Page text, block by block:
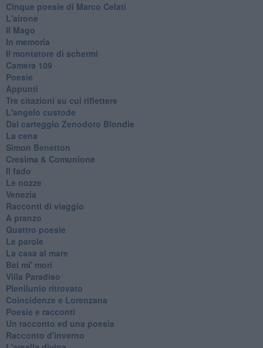
Cinque poesie di Marco Celati
L'airone
Il Mago
In memoria
Il montatore di schermi
Camera 109
Poesie
Appunti
Tre citazioni su cui riflettere
L'angelo custode
Dal carteggio Zenodoto Blondie
La cena
Simon Benetton
Cresima & Comunione
Il fado
Le nozze
Venezia
Racconti di viaggio
A pranzo
Quattro poesie
Le parole
La casa al mare
Bel mi' morì
Villa Paradiso
Plenilunio ritrovato
Coincidenze e Lorenzana
Poesie e racconti
Un racconto ed una poesia
Racconto d'inverno